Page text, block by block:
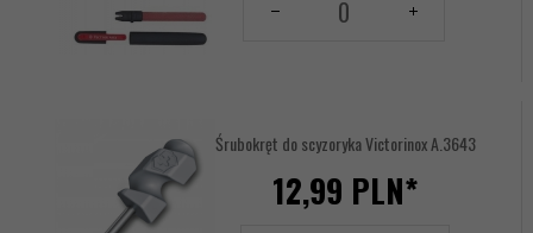
Śrubokręt do scyzoryka Victorinox A.3643
12,99 PLN*